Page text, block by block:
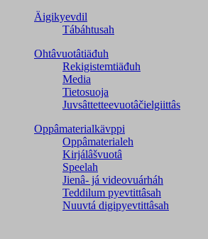
Äigikyevdil
Tábáhtusah
Ohtâvuotâtiäđuh
Rekigistemtiäđuh
Media
Tietosuoja
Juvsâttetteevuotâčielgiittâs
Oppâmaterialkävppi
Oppâmaterialeh
Kirjálâšvuotâ
Speelah
Jienâ- já videovuárháh
Teddilum pyevtittâsah
Nuuvtá digipyevtittâsah